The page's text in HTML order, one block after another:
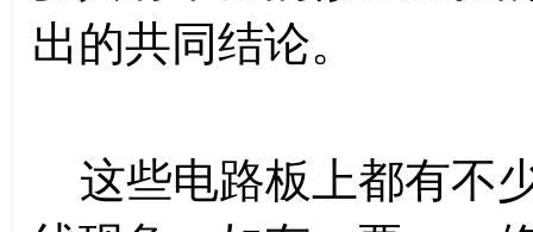
出的共同结论。
这些电路板上都有不